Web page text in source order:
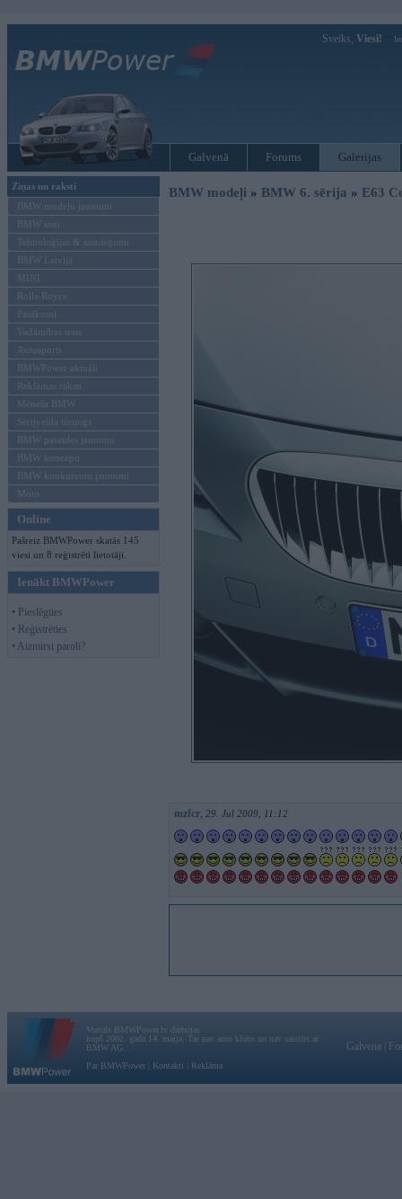
Sveiks, Viesi!
Galvenā Forums Galerijas
Ziņas un raksti
BMW modeļu jaunumi
BMW testi
Tehnoloģijas & sasniegumi
BMW Latvijā
MINI
Rolls-Royce
Pasākumi
Vadāmības tests
Autosports
BMWPower aktuāli
Reklāmas raksti
Mēneša BMW
Sērijveida tūnings
BMW pasaules jaunumi
BMW koncepti
BMW konkurentu jaunumi
Moto
Online
Pašreiz BMWPower skatās 145
viesi un 8 reģistrēti lietotāji.
Ienākt BMWPower
• Pieslēgties
• Reģistrēties
• Aizmirsi paroli?
BMW modeļi » BMW 6. sērija » E63
mzfcr, 29. Jul 2009, 11:12
Vortāls BMWPower.lv darbojas
kopš 2002. gada 14. maija. Tas nav auto klubs un nav saistīts ar
BMW AG.
Par BMWPower
Kontakti Reklāma
Galvena